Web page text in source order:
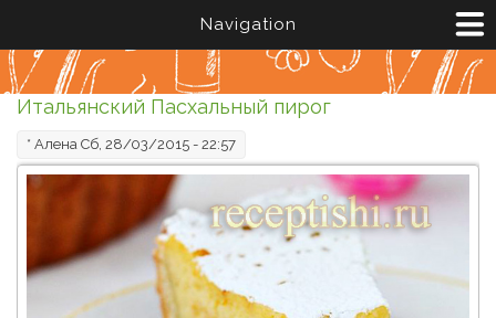
Navigation
Итальянский Пасхальный пирог
* Алена Сб, 28/03/2015 - 22:57